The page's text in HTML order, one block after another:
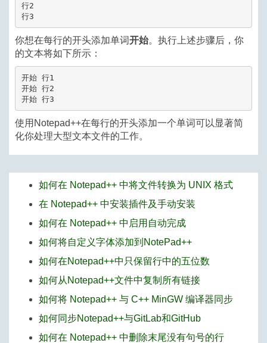
行2
行3
你想在每行的开头添加单词开始。执行上述步骤后，你
的文本将如下所示：
开始 行1
开始 行2
开始 行3
使用Notepad++在每行的开头添加一个单词可以显著简
化你处理大型文本文件的工作。
如何在 Notepad++ 中将文件转换为 UNIX 格式
在 Notepad++ 中安装插件及手动安装
如何在 Notepad++ 中启用自动完成
如何将自定义字体添加到NotePad++
如何在Notepad++中只保留行中的五位数
如何从Notepad++文件中复制所有链接
如何将 Notepad++ 与 C++ MinGW 编译器同步
如何同步Notepad++与GitLab和GitHub
如何在 Notepad++ 中删除末尾没有句号的行